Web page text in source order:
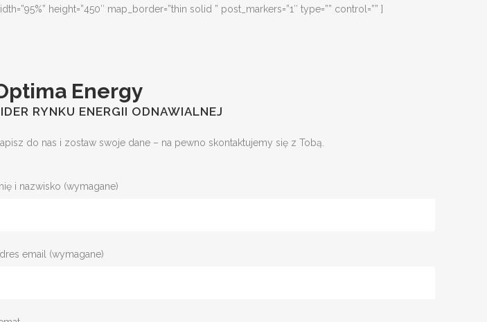
height=”450″ map_border=”thin solid ” post_markers=”1″ type=”” control=”” ]
Energy
RYNKU ENERGII ODNAWIALNEJ
do nas i zostaw swoje dane – na pewno skontaktujemy się z Tobą.
i nazwisko (wymagane)
email (wymagane)